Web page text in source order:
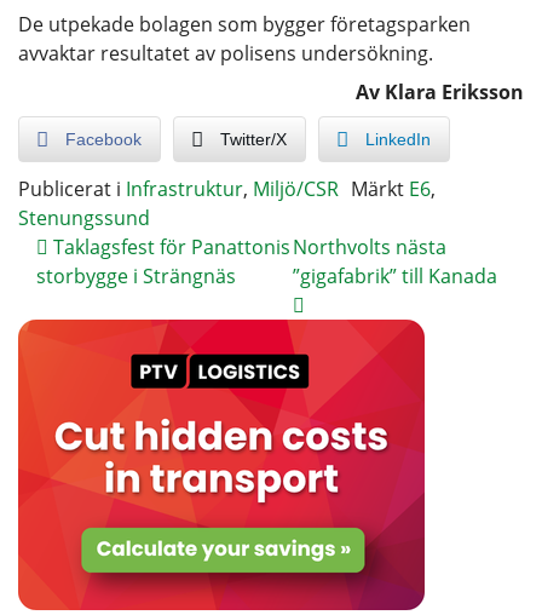
De utpekade bolagen som bygger företagsparken
avvaktar resultatet av polisens undersökning.
Av Klara Eriksson
Facebook Twitter/X LinkedIn
Publicerat i Infrastruktur, Miljö/CSR Märkt E6,
Stenungssund
Taklagsfest för Panattonis
storbygge i Strängnäs
Northvolts nästa
”gigafabrik” till Kanada